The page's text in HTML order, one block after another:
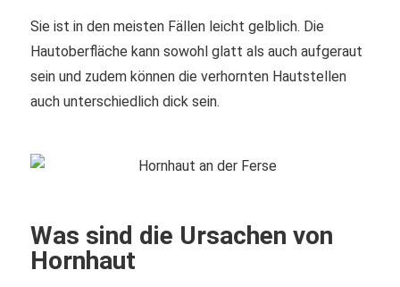
Sie ist in den meisten Fällen leicht gelblich. Die
Hautoberfläche kann sowohl glatt als auch aufgeraut
sein und zudem können die verhornten Hautstellen
auch unterschiedlich dick sein.
Was sind die Ursachen von
Hornhaut